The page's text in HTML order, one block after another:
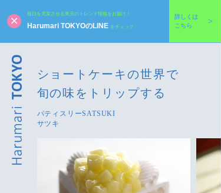
毎日を充実させる東京のトレンド情報をお届け！
Harumari TOKYOのLINE をチェック
詳しくは
こちら
ショートケーキの世界で
旬の味をトリップする
パティスリーSATSUKI
サツキ